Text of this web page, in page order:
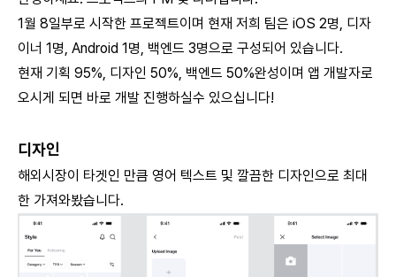
1월 8일부로 시작한 프로젝트이며 현재 저희 팀은 iOS 2명, 디자
이너 1명, Android 1명, 백엔드 3명으로 구성되어 있습니다.
현재 기획 95%, 디자인 50%, 백엔드 50%완성이며 앱 개발자로
오시게 되면 바로 개발 진행하실수 있으십니다!
디자인
해외시장이 타겟인 만큼 영어 텍스트 및 깔끔한 디자인으로 최대
한 가져와봤습니다.